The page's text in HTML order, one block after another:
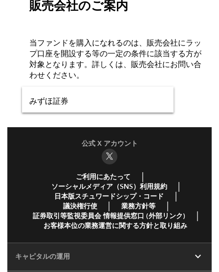
販売会社のご案内
当ファンドを購入になれるのは、販売会社にラッ
プ口座を開設する等の一定の条件に該当する方が
対象となります。詳しくは、販売会社にお問い合
わせください。
みずほ証券
公式 X アカウント
ご利用にあたって
ソーシャルメディア（SNS）利用規約
日本版スチュワードシップ・コード
議決権行使
業務方針等
証券取引等監視委員会 情報提供窓口 (外部リンク)
お客様本位の業務運営に関する方針と取り組み
キャピタルの運用 expand_more